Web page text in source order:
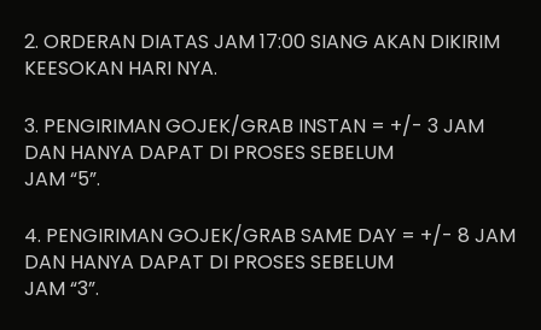
2. ORDERAN DIATAS JAM 17:00 SIANG AKAN DIKIRIM
KEESOKAN HARI NYA.
3. PENGIRIMAN GOJEK/GRAB INSTAN = +/- 3 JAM
DAN HANYA DAPAT DI PROSES SEBELUM
JAM “5”.
4. PENGIRIMAN GOJEK/GRAB SAME DAY = +/- 8 JAM
DAN HANYA DAPAT DI PROSES SEBELUM
JAM “3”.